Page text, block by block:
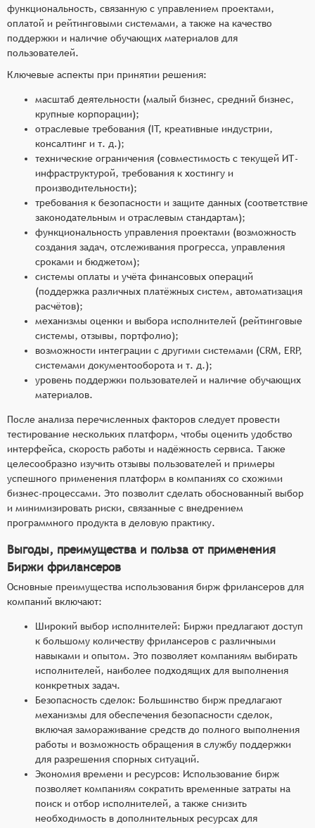
функциональность, связанную с управлением проектами,
оплатой и рейтинговыми системами, а также на качество
поддержки и наличие обучающих материалов для
пользователей.
Ключевые аспекты при принятии решения:
масштаб деятельности (малый бизнес, средний бизнес,
крупные корпорации);
отраслевые требования (IT, креативные индустрии,
консалтинг и т. д.);
технические ограничения (совместимость с текущей ИТ-
инфраструктурой, требования к хостингу и
производительности);
требования к безопасности и защите данных (соответствие
законодательным и отраслевым стандартам);
функциональность управления проектами (возможность
создания задач, отслеживания прогресса, управления
сроками и бюджетом);
системы оплаты и учёта финансовых операций
(поддержка различных платёжных систем, автоматизация
расчётов);
механизмы оценки и выбора исполнителей (рейтинговые
системы, отзывы, портфолио);
возможности интеграции с другими системами (CRM, ERP,
системами документооборота и т. д.);
уровень поддержки пользователей и наличие обучающих
материалов.
После анализа перечисленных факторов следует провести
тестирование нескольких платформ, чтобы оценить удобство
интерфейса, скорость работы и надёжность сервиса. Также
целесообразно изучить отзывы пользователей и примеры
успешного применения платформ в компаниях со схожими
бизнес-процессами. Это позволит сделать обоснованный выбор
и минимизировать риски, связанные с внедрением
программного продукта в деловую практику.
Выгоды, преимущества и польза от применения
Биржи фрилансеров
Основные преимущества использования бирж фрилансеров для
компаний включают:
Широкий выбор исполнителей: Биржи предлагают доступ
к большому количеству фрилансеров с различными
навыками и опытом. Это позволяет компаниям выбирать
исполнителей, наиболее подходящих для выполнения
конкретных задач.
Безопасность сделок: Большинство бирж предлагают
механизмы для обеспечения безопасности сделок,
включая замораживание средств до полного выполнения
работы и возможность обращения в службу поддержки
для разрешения спорных ситуаций.
Экономия времени и ресурсов: Использование бирж
позволяет компаниям сократить временные затраты на
поиск и отбор исполнителей, а также снизить
необходимость в дополнительных ресурсах для